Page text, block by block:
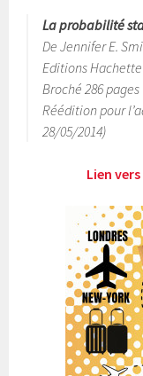
La probabilité
De Jennifer E.
Editions
Broché 286 pages
Réédition pour
28/05/2014)
Lien